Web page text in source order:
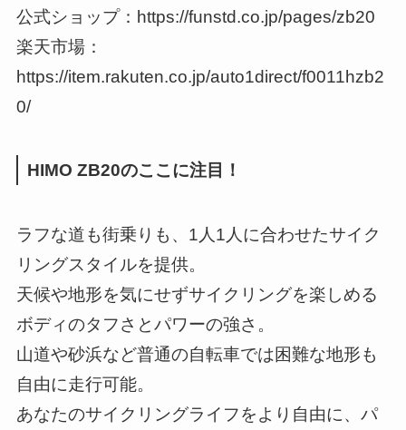
公式ショップ：https://funstd.co.jp/pages/zb20
楽天市場：
https://item.rakuten.co.jp/auto1direct/f0011hzb2
0/
HIMO ZB20のここに注目！
ラフな道も街乗りも、1人1人に合わせたサイク
リングスタイルを提供。
天候や地形を気にせずサイクリングを楽しめる
ボディのタフさとパワーの強さ。
山道や砂浜など普通の自転車では困難な地形も
自由に走行可能。
あなたのサイクリングライフをより自由に、パ